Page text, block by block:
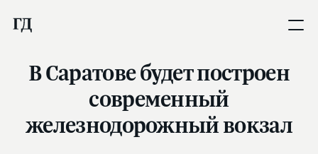
В Саратове будет построен
современный
железнодорожный вокзал